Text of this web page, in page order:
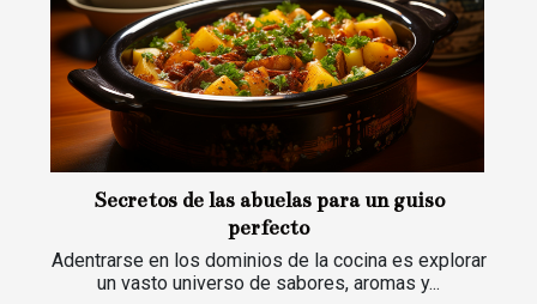
Secretos de las abuelas para un guiso
perfecto
Adentrarse en los dominios de la cocina es explorar
un vasto universo de sabores, aromas y...